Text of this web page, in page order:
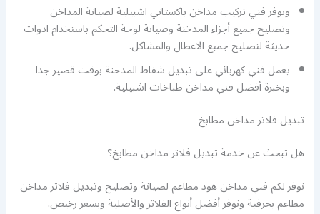
ونوفر فني تركيب مداخن باكستاني اشبيلية لصيانة المداخن
وتصليح جميع أجزاء المدخنة وصيانة لوحة التحكم باستخدام ادوات
حديثة لتصليح جميع الاعطال والمشاكل.
يعمل فني كهربائي على تبديل شفاط المدخنة بوقت قصير جدا
وبخبرة أفضل فني مداخن طباخات اشبيلية.
تبديل فلاتر مداخن مطابخ
هل تبحث عن خدمة تبديل فلاتر مداخن مطابخ؟
نوفر لكم فني مداخن هود مطاعم لصيانة وتصليح وتبديل فلاتر مداخن
مطاعم بحرفية ونوفر أفضل أنواع الفلاتر والأصلية وبسعر رخيص.